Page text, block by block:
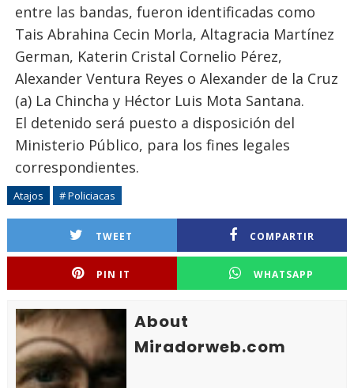
entre las bandas, fueron identificadas como
Tais Abrahina Cecin Morla, Altagracia Martínez
German, Katerin Cristal Cornelio Pérez,
Alexander Ventura Reyes o Alexander de la Cruz
(a) La Chincha y Héctor Luis Mota Santana.
El detenido será puesto a disposición del
Ministerio Público, para los fines legales
correspondientes.
Atajos # Policiacas
TWEET COMPARTIR
PIN IT WHATSAPP
About
Miradorweb.com